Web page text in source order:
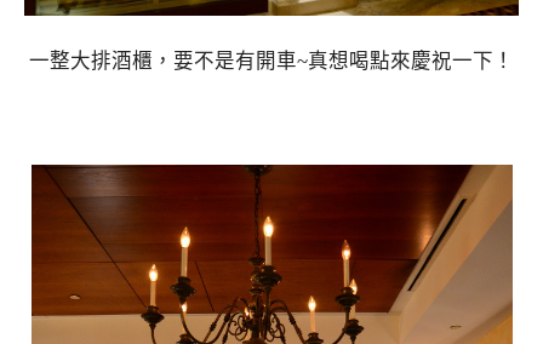
一整大排酒櫃，要不是有開車~真想喝點來慶祝一下！